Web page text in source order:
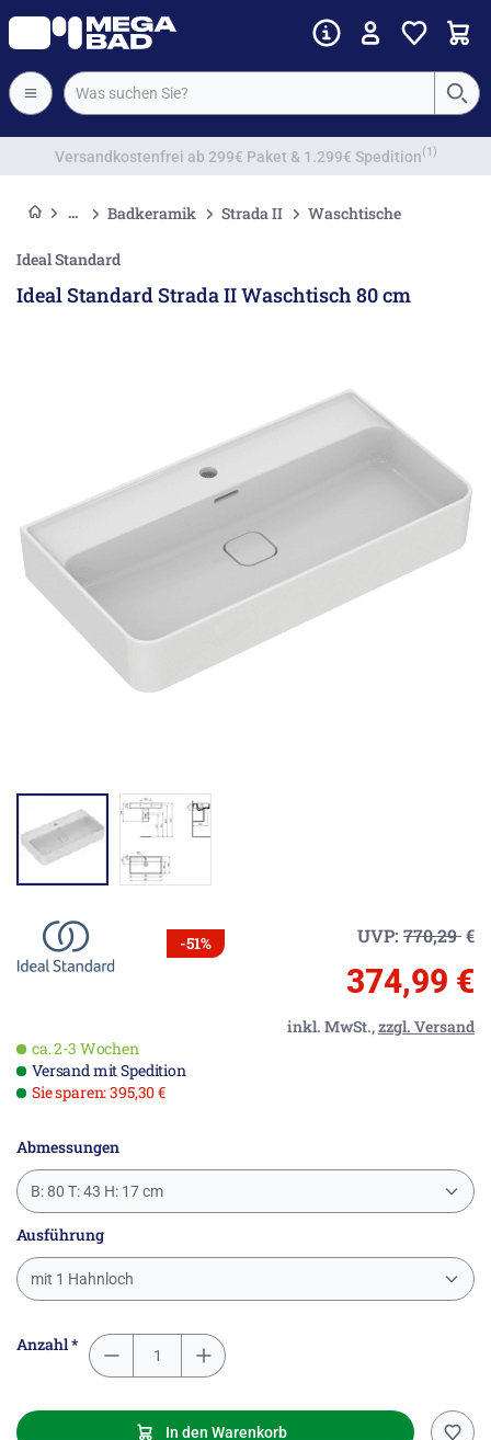
Vorkassenrabatt
Badkeramik Strada II Waschtische
Ideal Standard
Ideal Standard Strada II Waschtisch 80 cm
-51% UVP: 770,29€
374,99 €
inkl. MwSt.,zzgl. Versand
ca. 2-3 Wochen
Versand mit Spedition
Sie sparen: 395,30 €
Abmessungen
B: 80 T: 43 H: 17 cm
Ausführung
mit 1 Hahnloch
Anzahl *
In den Warenkorb